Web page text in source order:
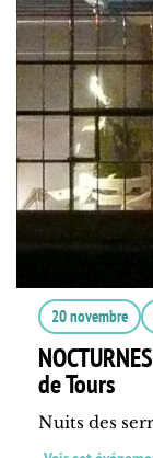
20 novembre
de Tours
Nuits des